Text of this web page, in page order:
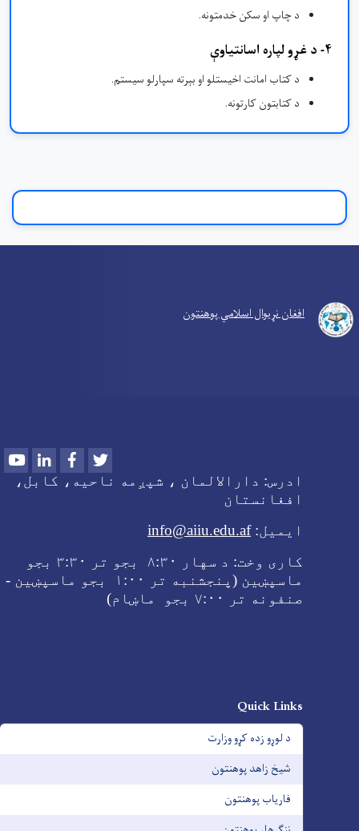
د چاپ او سکن خدمتونه.
۴- د غړو لپاره اسانتیاوې
د کتاب امانت اخیستلو او بېرته سپارلو سیستم.
د کتابتون کارتونه.
افغان نړیوال اسلامي پوهنتون
YoutubeLinkedInFacebook
ادرس: دارالالمان ، شپږمه ناحیه، کابل،
افغانستان
ایمیل: info@aiiu.edu.af
کاری وخت: د سهار ۸:۳۰ بجو تر
۳:۳۰ بجو
ماسپښین (پنجشنبه تر ۱:۰۰ بجو ماسپښین -
صنفونه تر
۷:۰۰ بجو ماښام )
Quick Links
د لوړو زده کړو وزارت
شیخ زاهد پوهنتون
فاریاب پوهنتون